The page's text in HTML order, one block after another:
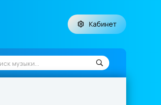
Кабинет